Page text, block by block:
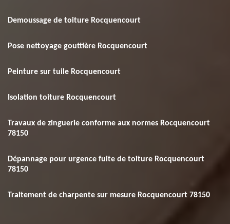
Demoussage de toiture Rocquencourt
Pose nettoyage gouttière Rocquencourt
Peinture sur tuile Rocquencourt
Isolation toiture Rocquencourt
Travaux de zinguerie conforme aux normes Rocquencourt
78150
Dépannage pour urgence fuite de toiture Rocquencourt
78150
Traitement de charpente sur mesure Rocquencourt 78150